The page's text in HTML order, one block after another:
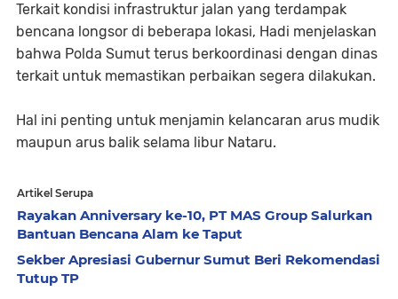
Terkait kondisi infrastruktur jalan yang terdampak
bencana longsor di beberapa lokasi, Hadi menjelaskan
bahwa Polda Sumut terus berkoordinasi dengan dinas
terkait untuk memastikan perbaikan segera dilakukan.
Hal ini penting untuk menjamin kelancaran arus mudik
maupun arus balik selama libur Nataru.
Artikel Serupa
Rayakan Anniversary ke-10, PT MAS Group Salurkan
Bantuan Bencana Alam ke Taput
Sekber Apresiasi Gubernur Sumut Beri Rekomendasi
Tutup TP